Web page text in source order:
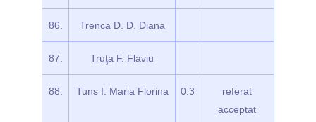
86. Trenca D. D. Diana
87. Truţa F. Flaviu
88. Tuns I. Maria Florina 0.3
referat
acceptat